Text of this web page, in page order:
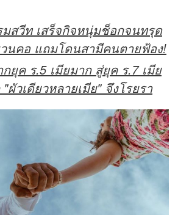
มสวีท เสร็จกิจหนุ่มช็อกจนทรุด
นคอ แถมโดนสามีคนตายฟ้อง!
ยุค ร.5 เมียมาก สู่ยุค ร.7 เมีย
ผัวเดียวหลายเมีย" จึงโรยรา